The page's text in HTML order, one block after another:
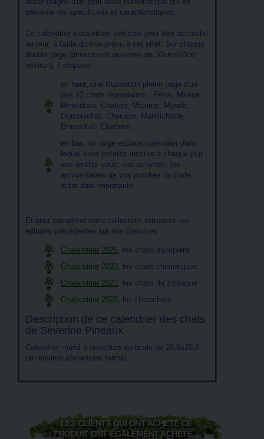
présente les spécificités et caractéristiques.
Ce calendrier à ouverture verticale peut être accroché
au mur, à l'aide du trou prévu à cet effet. Sur chaque
double page (dimensions ouvertes de 30cmx60cm
environ), il propose :
en haut, une illustration pleine page d'un
des 12 chats légendaires : Fénix, Mirène,
Minetduse, Chatyre, Micorne, Myade,
Draconichat, Charubin, Maléfichatte,
Dracuchat, Charbère,
en bas, un large espace calendrier dans
lequel vous pourrez inscrire à chaque jour
vos rendez-vous, vos activités, les
anniversaires de vos proches ou toute
autre date importante.
Et pour compléter votre collection, retrouvez les
éditions précédentes sur nos branches :
Chalendrier 2025, les chats olympiens
Chalendrier 2023, les chats chimériques
Chalendrier 2022, les chats du zodiaque
Chalendrier 2020, les Histochats
Description de ce calendrier des chats
de Séverine Pineaux
Calendrier mural à ouverture verticale de 29,6x29,6
cm environ (dimension fermé).
LES CLIENTS QUI ONT ACHETÉ CE
PRODUIT ONT ÉGALEMENT ACHETÉ...